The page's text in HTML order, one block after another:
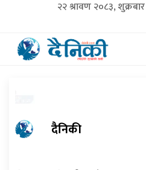
२२ श्रावण २०८३,
दैनिकी